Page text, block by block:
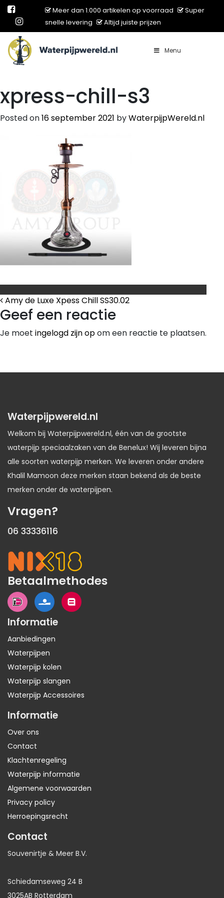
Meer dan 1.000 artikelen op voorraad
Super
snelle levering
Altijd juiste prijzen
Main Navigation Menu
xpress-chill-s3
Posted on16 september 2021 byWaterpijpWereld.nl
Bericht Navigatie
Amy de Luxe Xpess Chill SS30.02
Geef een reactie
Je moet ingelogd zijn opom een reactie te plaatsen.
Waterpijpwereld.nl
Welkom bij Waterpijpwereld.nl, één van de grootste
waterpijp speciaalzaken van de Benelux! Wij leveren bijna
alle soorten waterpijp merken. We leveren onder andere
Khalil Mamoon deze merken staan bekend als de beste
merken onder de waterpijpen.
Vragen?
06 33336116
Betaalmethodes
Informatie
Aanbiedingen
Waterpijpen
Waterpijp kolen
Waterpijp slangen
Waterpijp Accessoires
Informatie
Over ons
Contact
Klachtenregeling
Waterpijp informatie
Algemene voorwaarden
Privacy policy
Herroepingsrecht
Contact
Souvenirtje & Meer B.V.
Schiedamseweg 24 B
3025AB Rotterdam